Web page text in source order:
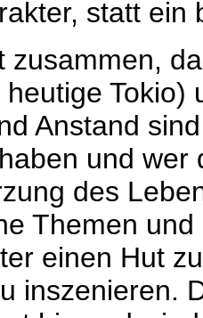
statt ein
zusammen,
Anstand
und
des
Themen
einen Hut
inszenieren.